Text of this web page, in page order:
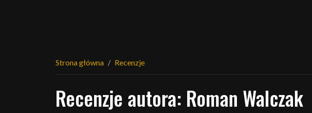
Strona główna Recenzje
Recenzje autora: Roman Walczak